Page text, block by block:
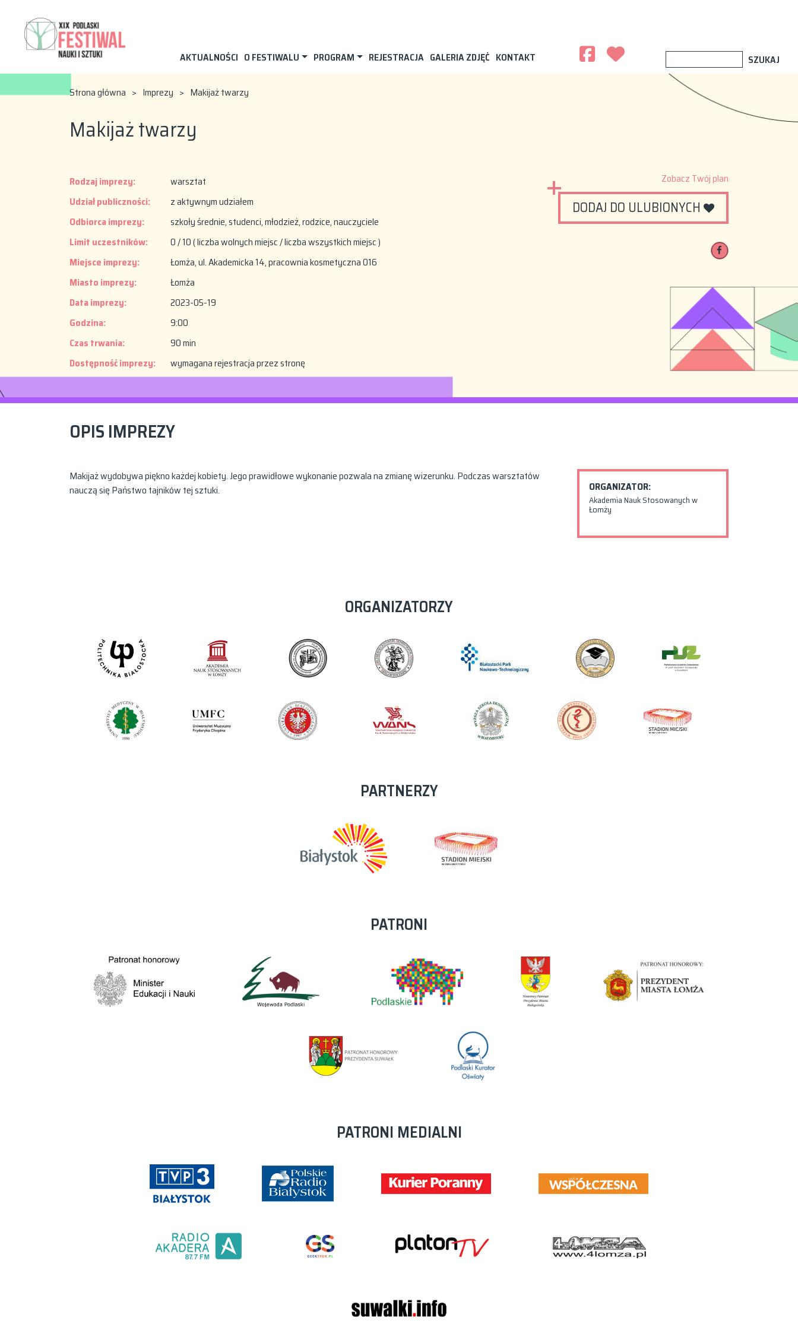
AKTUALNOŚCI O FESTIWALU PROGRAM REJESTRACJA GALERIA ZDJĘĆ KONTAKT
Strona główna > Imprezy > Makijaż twarzy
Makijaż twarzy
Rodzaj imprezy:
warsztat
Udział publiczności:
z aktywnym udziałem
Odbiorca imprezy:
szkoły średnie, studenci, młodzież, rodzice, nauczyciele
Limit uczestników:
0 / 10 ( liczba wolnych miejsc / liczba wszystkich miejsc )
Miejsce imprezy:
Łomża, ul. Akademicka 14, pracownia kosmetyczna 016
Miasto imprezy:
Łomża
Data imprezy:
2023-05-19
Godzina:
9:00
Czas trwania:
90 min
Dostępność imprezy:
wymagana rejestracja przez stronę
Zobacz Twój plan
DODAJ DO ULUBIONYCH
OPIS IMPREZY
Makijaż wydobywa piękno każdej kobiety. Jego prawidłowe wykonanie pozwala na zmianę wizerunku. Podczas warsztatów
nauczą się Państwo tajników tej sztuki.
ORGANIZATOR:
Akademia Nauk Stosowanych w
Łomży
ORGANIZATORZY
PARTNERZY
PATRONI
PATRONI MEDIALNI